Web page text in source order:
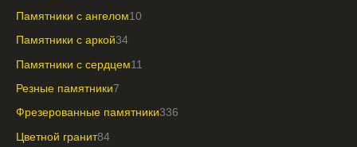
Памятники с ангелом10
Памятники с аркой34
Памятники с сердцем11
Резные памятники7
Фрезерованные памятники336
Цветной гранит84